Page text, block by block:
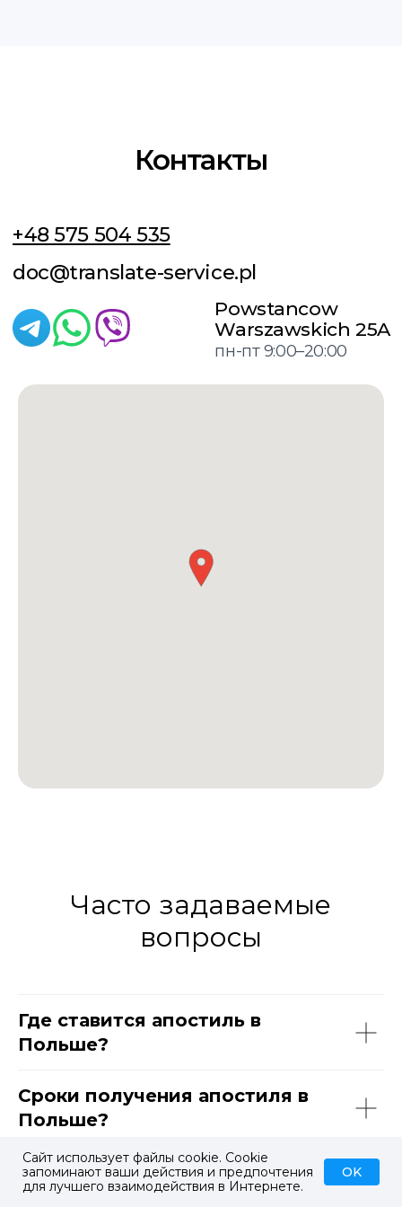
Часто задаваемые
вопросы
Где ставится апостиль в
Польше?
Сроки получения апостиля в
Польше?
Кто может подать документы
на апостиль в Польше?
Сайт использует файлы cookie. Cookie
запоминают ваши действия и предпочтения
для лучшего взаимодействия в Интернете.
OK